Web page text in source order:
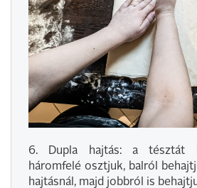
6. Dupla hajtás: a tésztát
háromfelé osztjuk, balról
hajtásnál, majd jobbról is